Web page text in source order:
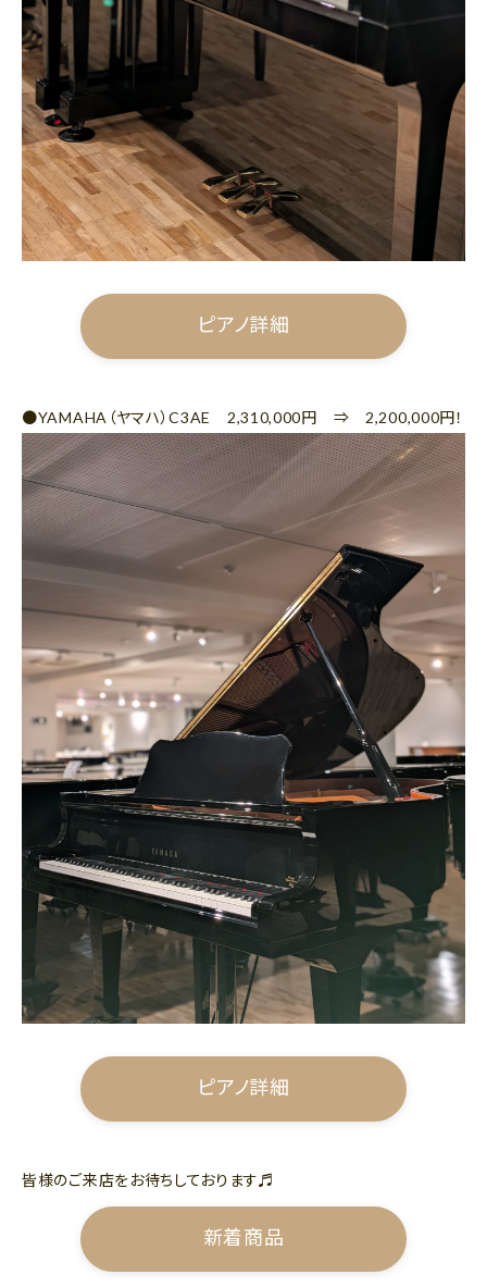
ピアノ詳細
●YAMAHA（ヤマハ）C3AE 2,310,000円 ⇒ 2,200,000円！
ピアノ詳細
皆様のご来店をお待ちしております♬
新着商品